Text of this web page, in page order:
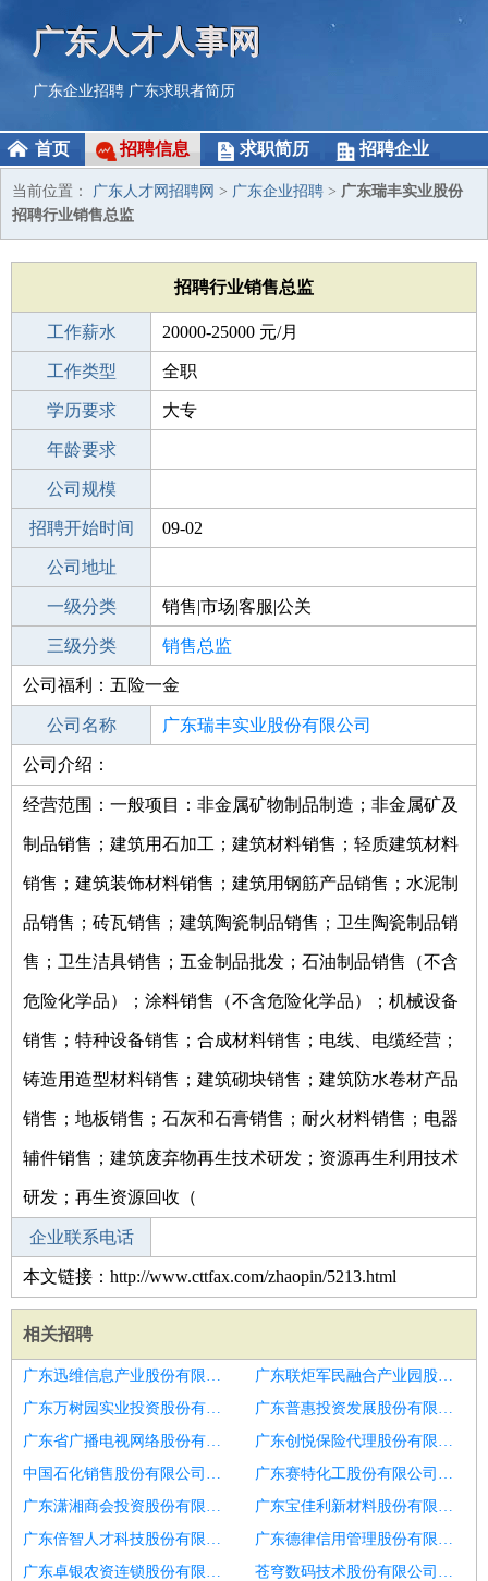
广东人才人事网
广东企业招聘 广东求职者简历
首页 招聘信息 求职简历 招聘企业
当前位置： 广东人才网招聘网 > 广东企业招聘 > 广东瑞丰实业股份
招聘行业销售总监
招聘行业销售总监
工作薪水 20000-25000 元/月
招聘人数 1人
工作类型 全职
性别要求 -
学历要求 大专
工作经验
年龄要求
工作地点
公司规模
公司电话
招聘开始时间 09-02
招聘结束时间
公司地址
一级分类 销售|市场|客服|公关
二级分类 销售
三级分类 销售总监
其他行业
公司福利：五险一金
公司名称 广东瑞丰实业股份有限公司
公司类型
股)
公司介绍：
经营范围：一般项目：非金属矿物制品制造；非金属矿及
制品销售；建筑用石加工；建筑材料销售；轻质建筑材料
销售；建筑装饰材料销售；建筑用钢筋产品销售；水泥制
品销售；砖瓦销售；建筑陶瓷制品销售；卫生陶瓷制品销
售；卫生洁具销售；五金制品批发；石油制品销售（不含
危险化学品）；涂料销售（不含危险化学品）；机械设备
销售；特种设备销售；合成材料销售；电线、电缆经营；
铸造用造型材料销售；建筑砌块销售；建筑防水卷材产品
销售；地板销售；石灰和石膏销售；耐火材料销售；电器
辅件销售；建筑废弃物再生技术研发；资源再生利用技术
研发；再生资源回收（
企业联系电话
本文链接：http://www.cttfax.com/zhaopin/5213.html
相关招聘
广东迅维信息产业股份有限公司深圳宝安分公司招聘区域销售总监
广东联炬军民融合产业园股份有限公司招聘销售总监
广东万树园实业投资股份有限公司招聘销售总监
广东普惠投资发展股份有限公司招聘区域销售总监
广东省广播电视网络股份有限公司东莞长安分公司招聘区域销售总监
广东创悦保险代理股份有限公司惠州博罗营业部招聘区域销售总监
中国石化销售股份有限公司广东深圳观澜加油站招聘销售总监
广东赛特化工股份有限公司招聘月十销售总监销售经理
广东潇湘商会投资股份有限公司招聘商用车销售总监
广东宝佳利新材料股份有限公司招聘销售总监
广东倍智人才科技股份有限公司招聘销售总监
广东德律信用管理股份有限公司荆州分公司招聘销售总监
广东卓银农资连锁股份有限公司高桥门市部招聘区域销售总监
苍穹数码技术股份有限公司广东分公司招聘销售总监